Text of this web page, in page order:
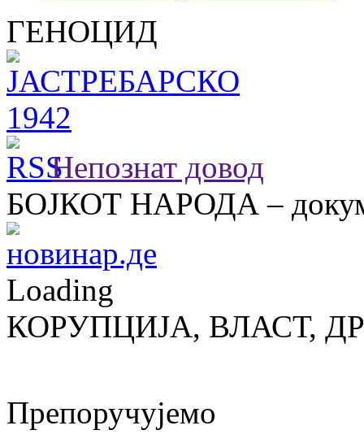
ГЕНОЦИД
Непознат довод
БОЈКОТ НАРОДА –
Loading
КОРУПЦИЈА, ВЛАСТ,
Препоручујемо